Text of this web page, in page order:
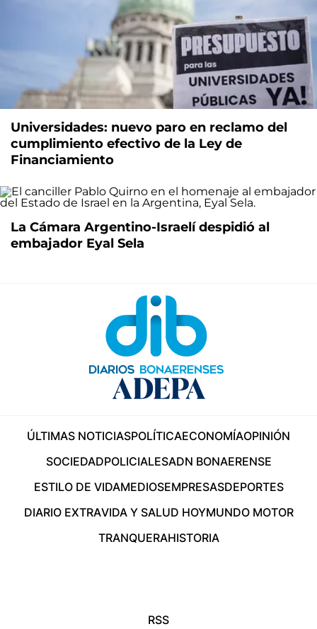
Universidades: nuevo paro en reclamo del
cumplimiento efectivo de la Ley de
Financiamiento
La Cámara Argentino-Israelí despidió al
embajador Eyal Sela
ÚLTIMAS NOTICIASPOLÍTICAECONOMÍAOPINIÓN
SOCIEDADPOLICIALESADN BONAERENSE
ESTILO DE VIDAMEDIOSEMPRESASDEPORTES
DIARIO EXTRAVIDA Y SALUD HOYMUNDO MOTOR
TRANQUERAHISTORIA
RSS